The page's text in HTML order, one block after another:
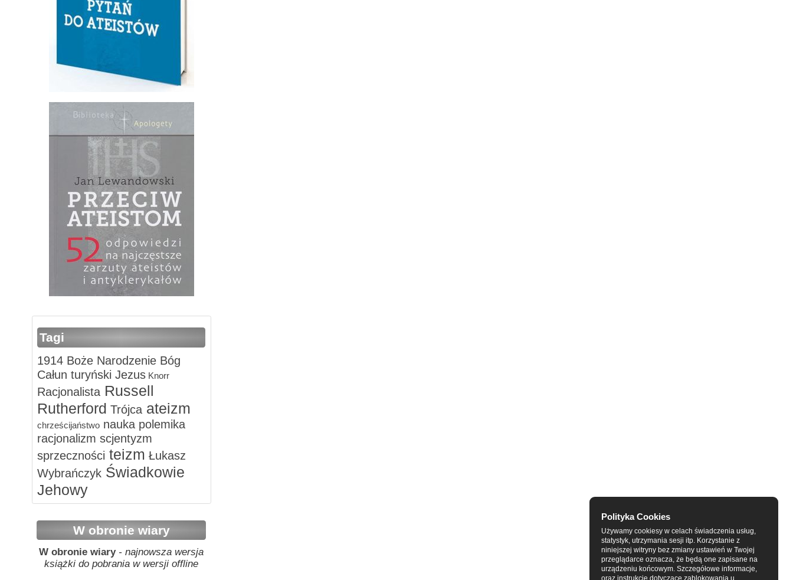
Tagi
1914 Boże Narodzenie Bóg
Całun turyński Jezus Knorr
Racjonalista Russell
Rutherford Trójca ateizm
chrześcijaństwo nauka polemika
racjonalizm scjentyzm
sprzeczności teizm Łukasz
Wybrańczyk Świadkowie
Jehowy
W obronie wiary
W obronie wiary- najnowsza wersja
książki do pobrania w wersji offline
Polityka Cookies
Używamy cookiesy w celach świadczenia usług,
statystyk, utrzymania sesji itp. Korzystanie z
niniejszej witryny bez zmiany ustawień w Twojej
przeglądarce oznacza, że będą one zapisane na
urządzeniu końcowym. Szczegółowe informacje,